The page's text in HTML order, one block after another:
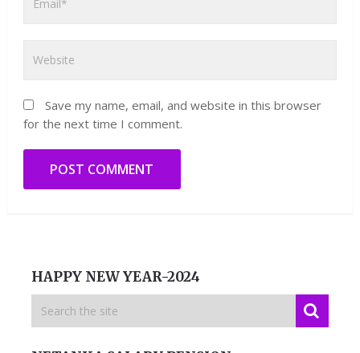
Save my name, email, and website in this browser
for the next time I comment.
HAPPY NEW YEAR-2024